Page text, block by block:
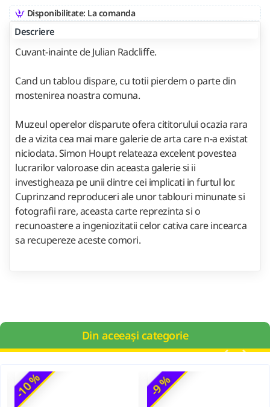
Disponibilitate: La comanda
Descriere
Cuvant-inainte de Julian Radcliffe.
Cand un tablou dispare, cu totii pierdem o parte din
mostenirea noastra comuna.
Muzeul operelor disparute ofera cititorului ocazia rara
de a vizita cea mai mare galerie de arta care n-a existat
niciodata. Simon Houpt relateaza excelent povestea
lucrarilor valoroase din aceasta galerie si ii
investigheaza pe unii dintre cei implicati in furtul lor.
Cuprinzand reproduceri ale unor tablouri minunate si
fotografii rare, aceasta carte reprezinta si o
recunoastere a ingeniozitatii celor cativa care incearca
sa recupereze aceste comori.
Din aceeași categorie
-10 % -9 %